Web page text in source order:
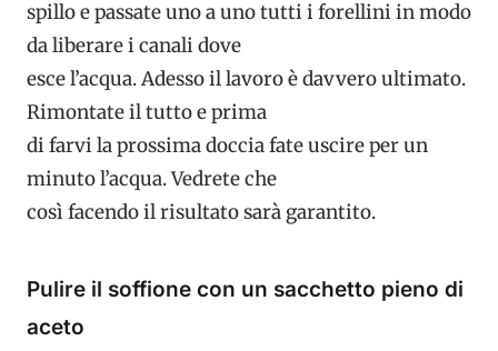
spillo e passate uno a uno tutti i forellini in modo
da liberare i canali dove
esce l’acqua. Adesso il lavoro è davvero ultimato.
Rimontate il tutto e prima
di farvi la prossima doccia fate uscire per un
minuto l’acqua. Vedrete che
così facendo il risultato sarà garantito.
Pulire il soffione con un sacchetto pieno di
aceto